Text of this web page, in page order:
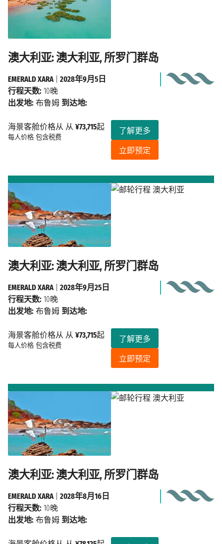
澳大利亚: 澳大利亚, 所罗门群岛
海景客舱价格从 从 ¥73,715起
每人价格 包含税费
了解更多
立即预定
EMERALD XARA
2028年9月5日
行程天数: 10晚
出发地: 布鲁姆 到达地:
澳大利亚: 澳大利亚, 所罗门群岛
海景客舱价格从 从 ¥73,715起
每人价格 包含税费
了解更多
立即预定
EMERALD XARA| 2028年9月25日
行程天数: 10晚
出发地: 布鲁姆 到达地:
澳大利亚: 澳大利亚, 所罗门群岛
EMERALD XARA
2028年8月16日
行程天数: 10晚
出发地: 布鲁姆 到达地: